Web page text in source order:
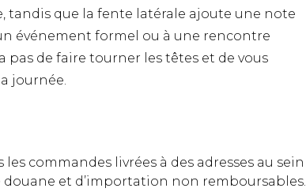
tandis que la fente latérale ajoute une note
événement formel ou à une rencontre
de faire tourner les têtes et de vous
journée.
commandes livrées à des adresses au sein
douane et d’importation non remboursables.